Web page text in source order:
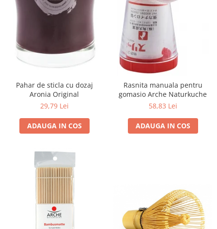
Ceai vrac
Ceaiuri diverse si accesorii
Apa
Sucuri
Vinuri, bere si alte bauturi
Siropuri naturale
Energizante
Carbogazoase
Siropuri Bio
Cacao si inlocuitori
Seminte din plante oleaginoase
Superalimente bio
Alimente de baza
Cereale, fulgi din cereale, mic
Pahar de sticla cu dozaj
Aronia Original
29,79 Lei
ADAUGA IN COS
Rasnita manuala pentru
gomasio Arche Naturkuche
58,83 Lei
ADAUGA IN COS